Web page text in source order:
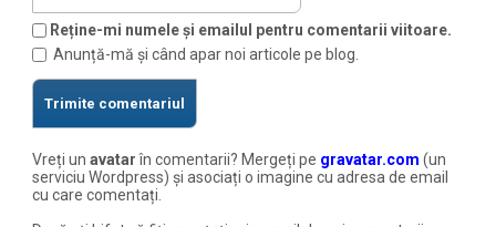
Reține-mi numele și emailul pentru comentarii viitoare.
Anunță-mă și când apar noi articole pe blog.
Vreți unavatarîn comentarii? Mergeți pe gravatar.com (un
serviciu Wordpress) și asociați o imagine cu adresa de email
cu care comentați.